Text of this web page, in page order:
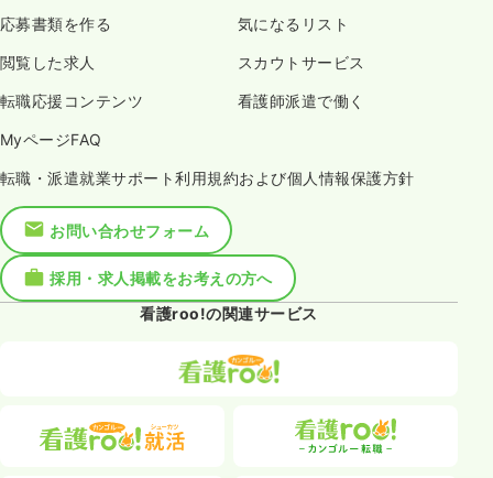
応募書類を作る 気になるリスト
閲覧した求人 スカウトサービス
転職応援コンテンツ 看護師派遣で働く
MyページFAQ
転職・派遣就業サポート利用規約および個人情報保護方針
お問い合わせフォーム
採用・求人掲載をお考えの方へ
看護roo!の関連サービス